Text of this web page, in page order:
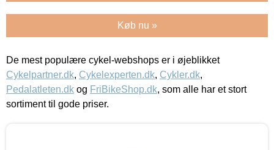
Køb nu »
De mest populære cykel-webshops er i øjeblikket
Cykelpartner.dk, Cykelexperten.dk, Cykler.dk,
Pedalatleten.dk og FriBikeShop.dk, som alle har et stort
sortiment til gode priser.